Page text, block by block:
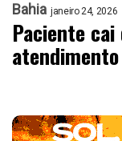
Bahia janeiro 24, 2026
Paciente